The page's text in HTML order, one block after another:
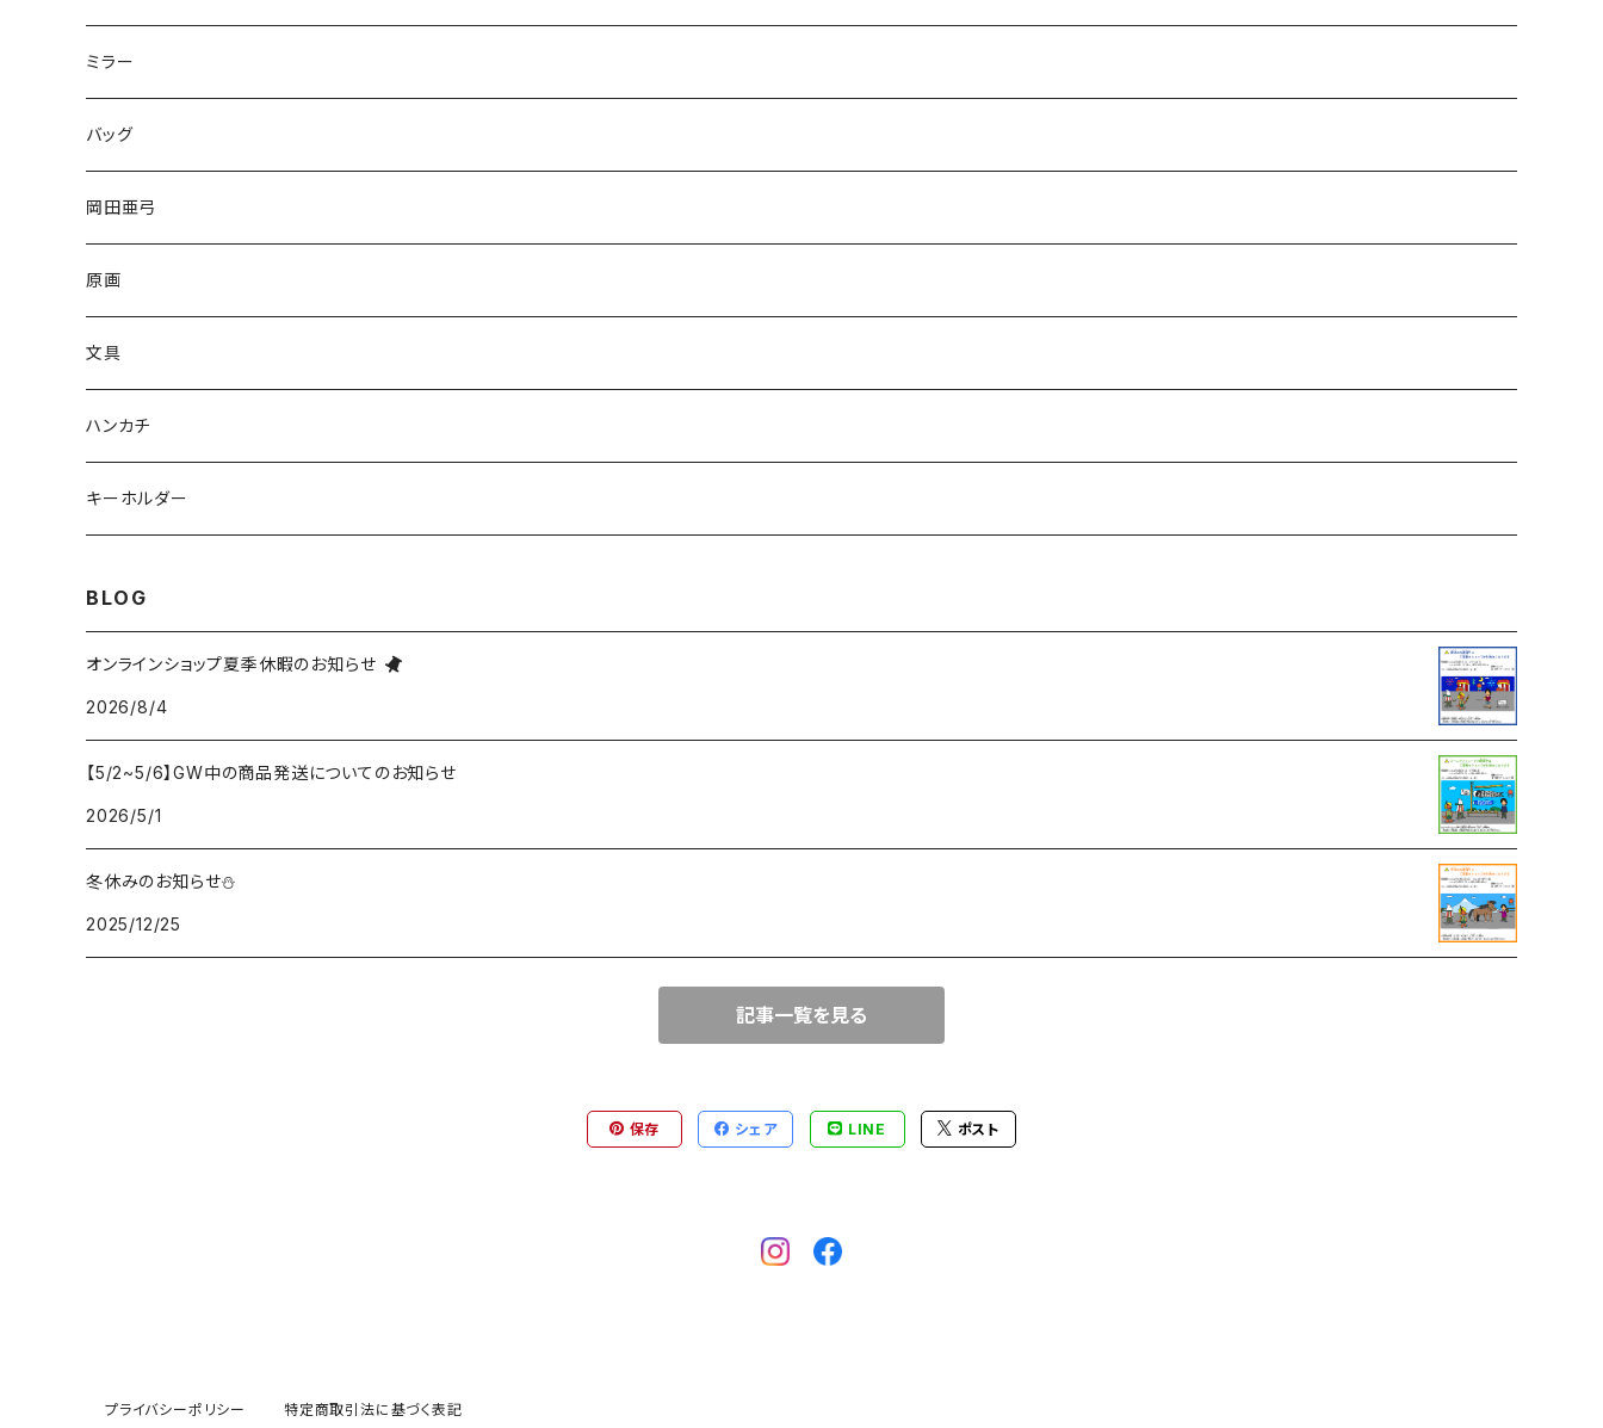
ミラー
バッグ
岡田亜弓
原画
文具
ハンカチ
キーホルダー
BLOG
オンラインショップ夏季休暇のお知らせ
2026/8/4
【5/2~5/6】GW中の商品発送についてのお知らせ
2026/5/1
冬休みのお知らせ⛄
2025/12/25
記事一覧を見る
保存 シェア LINE ポスト
プライバシーポリシー 特定商取引法に基づく表記